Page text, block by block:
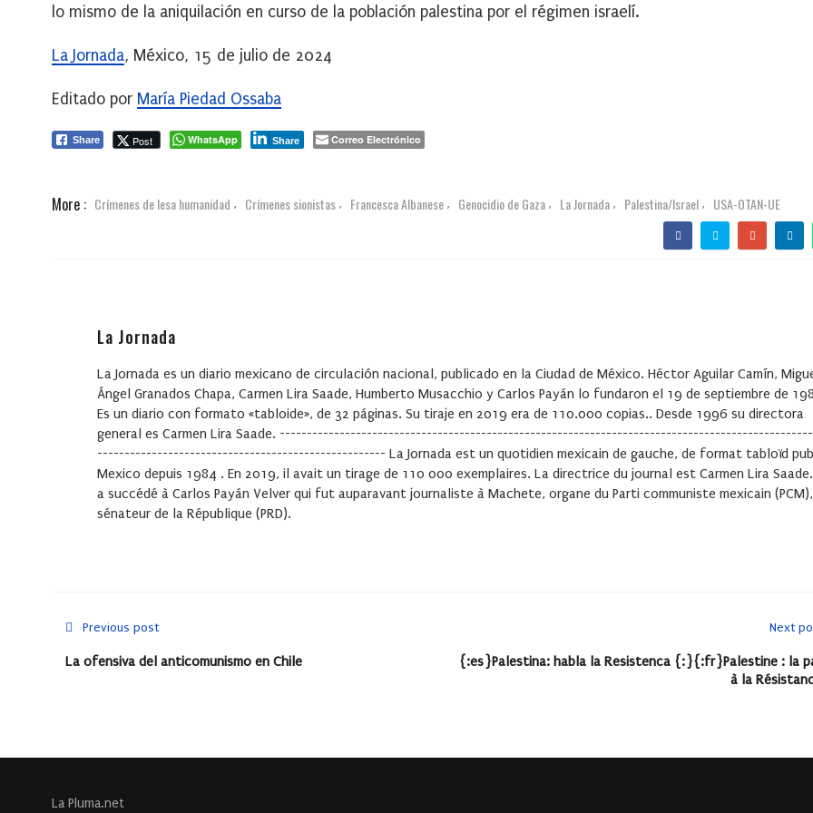
lo mismo de la aniquilación en curso de la población palestina por el régimen israelí.
La Jornada, México, 15 de julio de 2024
Editado por María Piedad Ossaba
Share Post WhatsApp Share Correo Electrónico
More : Crímenes de lesa humanidad , Crímenes sionistas , Francesca Albanese , Genocidio de Gaza , La Jornada , Palestina/Israel , USA-OTAN-UE
La Jornada
La Jornada es un diario mexicano de circulación nacional, publicado en la Ciudad de México. Héctor Aguilar Camín,
Ángel Granados Chapa, Carmen Lira Saade, Humberto Musacchio y Carlos Payán lo fundaron el 19 de septiembre de
Es un diario con formato «tabloide», de 32 páginas. Su tiraje en 2019 era de 110.000 copias.. Desde 1996 su directora
general es Carmen Lira Saade.
----------------------------------------------------- La Jornada est un quotidien mexicain de gauche, de format tabloïd
Mexico depuis 1984 . En 2019, il avait un tirage de 110 000 exemplaires. La directrice du journal est Carmen Lira
a succédé à Carlos Payán Velver qui fut auparavant journaliste à Machete, organe du Parti communiste mexicain
sénateur de la République (PRD).
Previous post
La ofensiva del anticomunismo en Chile
Next
{:es}Palestina: habla la Resistenca {:}{:fr}Palestine : la
à la
La Pluma.net